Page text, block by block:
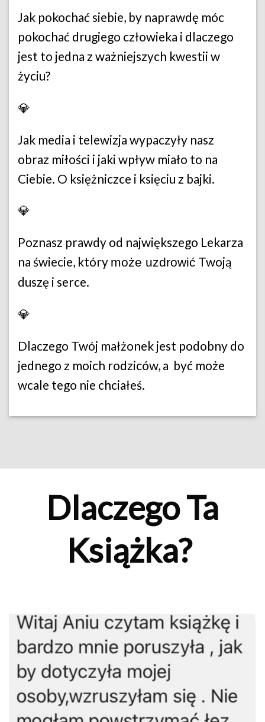
Jak pokochać siebie, by naprawdę móc
pokochać drugiego człowieka i dlaczego
jest to jedna z ważniejszych kwestii w
życiu?
💎
Jak media i telewizja wypaczyły nasz
obraz miłości i jaki wpływ miało to na
Ciebie. O księżniczce i księciu z bajki.
💎
Poznasz prawdy od największego Lekarza
na świecie, który może uzdrowić Twoją
duszę i serce.
💎
Dlaczego Twój małżonek jest podobny do
jednego z moich rodziców, a być może
wcale tego nie chciałeś.
Dlaczego Ta
Książka?